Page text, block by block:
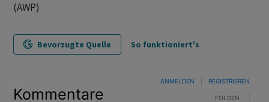
(AWP)
Bevorzugte Quelle So funktioniert's
Kommentare FOLGE DIESER
FOLGEN
ANMELDEN REGISTRIEREN